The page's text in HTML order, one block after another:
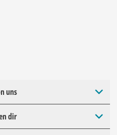
uns
dir